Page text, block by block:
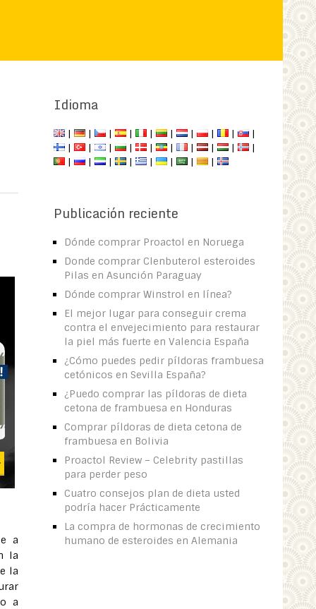
a
la
la
a
Idioma
| | | | | | | | |
|
|
| | | | | | | |
|
|
| | | | | | |
Publicación reciente
Dónde comprar Proactol en Noruega
Donde comprar Clenbuterol esteroides
Pilas en Asunción Paraguay
Dónde comprar Winstrol en línea?
El mejor lugar para conseguir crema
contra el envejecimiento para restaurar
la piel más fuerte en Valencia España
¿Cómo puedes pedir píldoras frambuesa
cetónicos en Sevilla España?
¿Puedo comprar las píldoras de dieta
cetona de frambuesa en Honduras
Comprar píldoras de dieta cetona de
frambuesa en Bolivia
Proactol Review – Celebrity pastillas
para perder peso
Cuatro consejos plan de dieta usted
podría hacer Prácticamente
La compra de hormonas de crecimiento
humano de esteroides en Alemania